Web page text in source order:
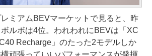
ミアムBEVマーケットで見ると、昨
ルボは4位。われわれにBEVは「XC
Recharge」のたった2モデルしか
頑張っていいパフォーマンスが発揮